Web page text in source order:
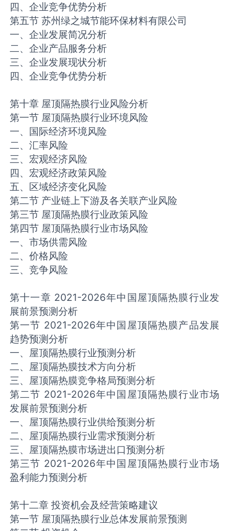
四、企业竞争优势分析
第五节 苏州绿之城节能环保材料有限公司
一、企业发展简况分析
二、企业产品服务分析
三、企业发展现状分析
四、企业竞争优势分析
第十章 屋顶隔热膜行业风险分析
第一节 屋顶隔热膜行业环境风险
一、国际经济环境风险
二、汇率风险
三、宏观经济风险
四、宏观经济政策风险
五、区域经济变化风险
第二节 产业链上下游及各关联产业风险
第三节 屋顶隔热膜行业政策风险
第四节 屋顶隔热膜行业市场风险
一、市场供需风险
二、价格风险
三、竞争风险
第十一章 2021-2026年中国屋顶隔热膜行业发
展前景预测分析
第一节 2021-2026年中国屋顶隔热膜产品发展
趋势预测分析
一、屋顶隔热膜行业预测分析
二、屋顶隔热膜技术方向分析
三、屋顶隔热膜竞争格局预测分析
第二节 2021-2026年中国屋顶隔热膜行业市场
发展前景预测分析
一、屋顶隔热膜行业供给预测分析
二、屋顶隔热膜行业需求预测分析
三、屋顶隔热膜市场进出口预测分析
第三节 2021-2026年中国屋顶隔热膜行业市场
盈利能力预测分析
第十二章 投资机会及经营策略建议
第一节 屋顶隔热膜行业总体发展前景预测